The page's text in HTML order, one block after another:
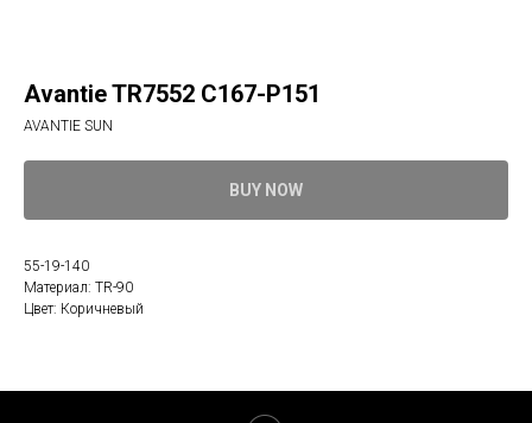
Avantie TR7552 C167-P151
AVANTIE SUN
BUY NOW
55-19-140
Материал: TR-90
Цвет: Коричневый